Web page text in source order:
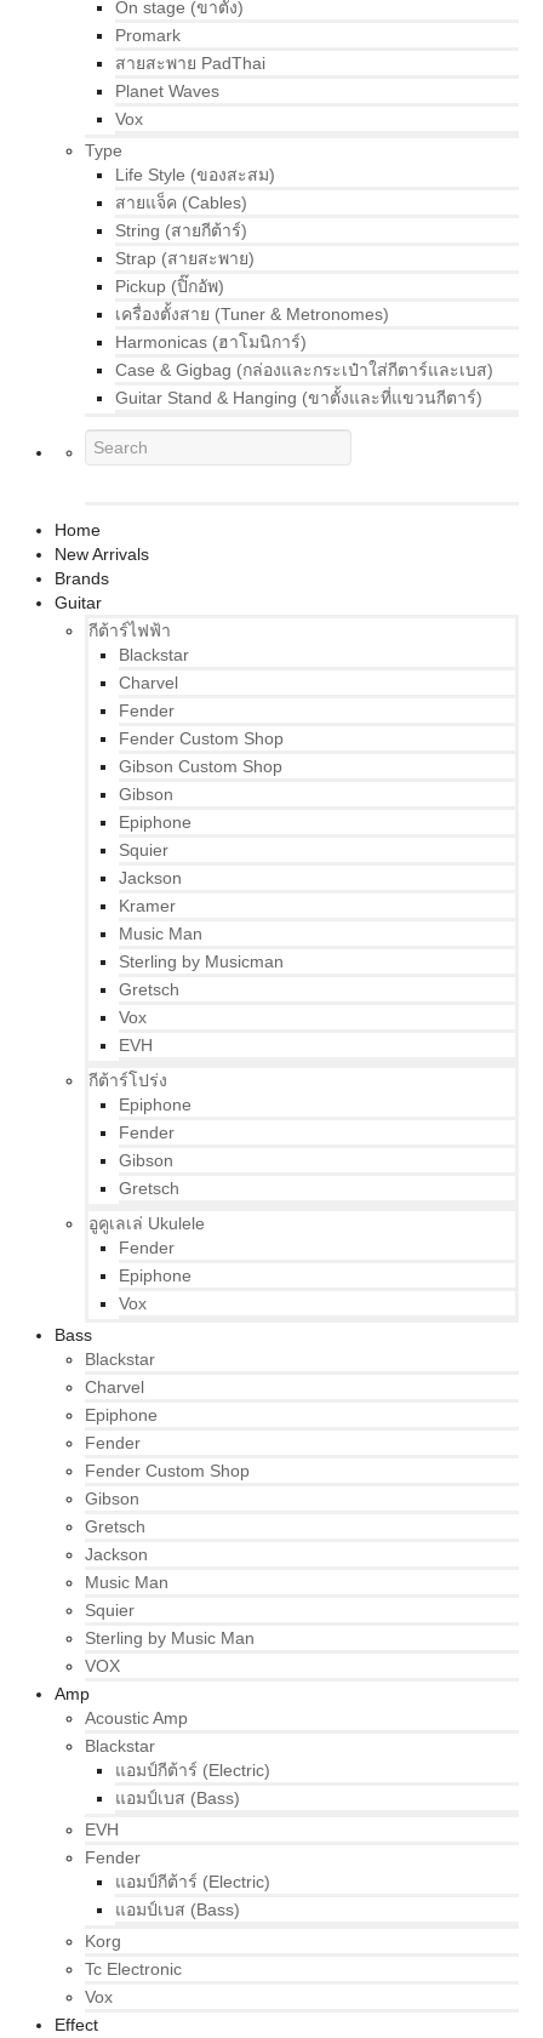
On stage (ขาตั้ง)
Promark
สายสะพาย PadThai
Planet Waves
Vox
Type
Life Style (ของสะสม)
สายแจ็ค (Cables)
String (สายกีต้าร์)
Strap (สายสะพาย)
Pickup (ปิ๊กอัพ)
เครื่องตั้งสาย (Tuner & Metronomes)
Harmonicas (ฮาโมนิการ์)
Case & Gigbag (กล่องและกระเป๋าใส่กีตาร์และเบส)
Guitar Stand & Hanging (ขาตั้งและที่แขวนกีตาร์)
Home
New Arrivals
Brands
Guitar
กีต้าร์ไฟฟ้า
Blackstar
Charvel
Fender
Fender Custom Shop
Gibson Custom Shop
Gibson
Epiphone
Squier
Jackson
Kramer
Music Man
Sterling by Musicman
Gretsch
Vox
EVH
กีต้าร์โปร่ง
Epiphone
Fender
Gibson
Gretsch
อูคูเลเล่ Ukulele
Fender
Epiphone
Vox
Bass
Blackstar
Charvel
Epiphone
Fender
Fender Custom Shop
Gibson
Gretsch
Jackson
Music Man
Squier
Sterling by Music Man
VOX
Amp
Acoustic Amp
Blackstar
แอมป์กีต้าร์ (Electric)
แอมป์เบส (Bass)
EVH
Fender
แอมป์กีต้าร์ (Electric)
แอมป์เบส (Bass)
Korg
Tc Electronic
Vox
Effect